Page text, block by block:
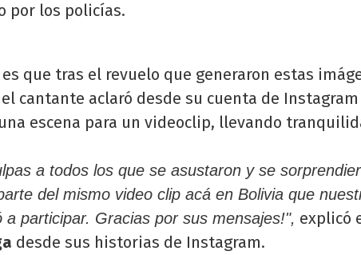
por los policías.
que tras el revuelo que generaron estas
cantante aclaró desde su cuenta de
escena para un videoclip, llevando
a todos los que se asustaron y se
del mismo video clip acá en Bolivia que
a participar. Gracias por sus mensajes!", explicó
desde sus historias de Instagram.